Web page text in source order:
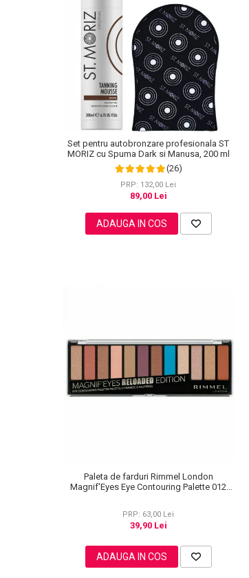
Set pentru autobronzare profesionala ST
MORIZ cu Spuma Dark si Manusa, 200 ml
(26)
PRP: 132,00 Lei
89,00 Lei
ADAUGA IN COS
Paleta de farduri Rimmel London
Magnif'Eyes Eye Contouring Palette 012
PRP: 63,00 Lei
39,90 Lei
ADAUGA IN COS